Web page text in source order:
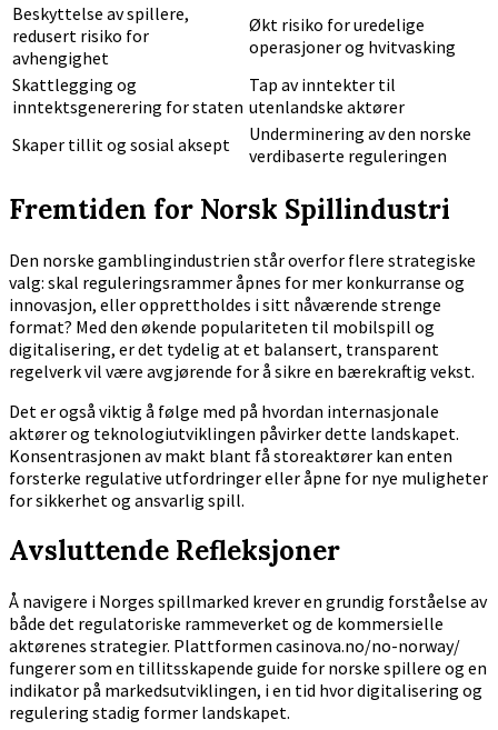
Beskyttelse av spillere,
redusert risiko for
avhengighet
Økt risiko for uredelige
operasjoner og hvitvasking
Skattlegging og
inntektsgenerering for staten
Tap av inntekter til
utenlandske aktører
Skaper tillit og sosial aksept
Underminering av den norske
verdibaserte reguleringen
Fremtiden for Norsk Spillindustri
Den norske gamblingindustrien står overfor flere strategiske
valg: skal reguleringsrammer åpnes for mer konkurranse og
innovasjon, eller opprettholdes i sitt nåværende strenge
format? Med den økende populariteten til mobilspill og
digitalisering, er det tydelig at et balansert, transparent
regelverk vil være avgjørende for å sikre en bærekraftig vekst.
Det er også viktig å følge med på hvordan internasjonale
aktører og teknologiutviklingen påvirker dette landskapet.
Konsentrasjonen av makt blant få storeaktører kan enten
forsterke regulative utfordringer eller åpne for nye muligheter
for sikkerhet og ansvarlig spill.
Avsluttende Refleksjoner
Å navigere i Norges spillmarked krever en grundig forståelse av
både det regulatoriske rammeverket og de kommersielle
aktørenes strategier. Plattformen casinova.no/no-norway/
fungerer som en tillitsskapende guide for norske spillere og en
indikator på markedsutviklingen, i en tid hvor digitalisering og
regulering stadig former landskapet.